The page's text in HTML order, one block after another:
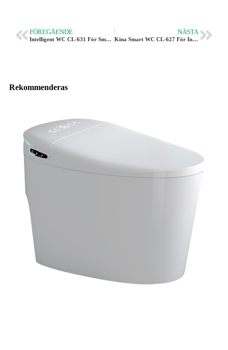
FÖREGÅENDE
Intelligent WC CL-631 För Smarta WC Grossistköpare
NÄSTA
Kina Smart WC CL-627 För Internationella Köpare
Rekommenderas